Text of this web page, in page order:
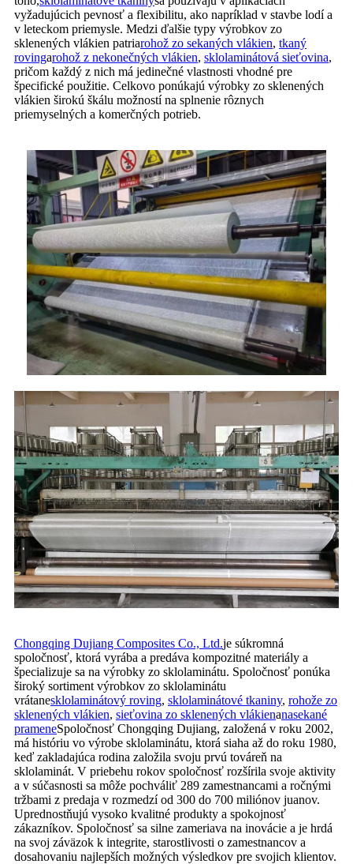
vyžadujúcich pevnosť a flexibilitu, ako napríklad v stavbe lodí a
v leteckom priemysle. Medzi ďalšie typy výrobkov zo
sklenených vlákien patriarohož zo sekaných vlákien, tkaný
rovingarohož z nekonečných vlákien, sklolaminátová sieťovina,
pričom každý z nich má jedinečné vlastnosti vhodné pre
špecifické použitie. Celkovo ponúkajú výrobky zo sklenených
vlákien širokú škálu možností na splnenie rôznych
priemyselných a komerčných potrieb.
Chongqing Dujiang Composites Co., Ltd.je súkromná
spoločnosť, ktorá vyrába a predáva kompozitné materiály a
špecializuje sa na výrobky zo sklolaminátu. Spoločnosť ponúka
široký sortiment výrobkov zo sklolaminátu
vrátanesklolaminátový roving, sklolaminátové tkaniny, rohože zo
sklenených vlákien, sieťovina zo sklenených vlákienanasekané
prameneSpoločnosť Chongqing Dujiang, založená v roku 2002,
má históriu vo výrobe sklolaminátu, ktorá siaha až do roku 1980,
keď zakladajúca rodina založila svoju prvú továreň na
sklolaminát. V priebehu rokov spoločnosť rozšírila svoje aktivity
a v súčasnosti sa môže pochváliť 289 zamestnancami a ročnými
tržbami z predaja v rozmedzí od 300 do 700 miliónov juanov.
Uprednostňujú vysoko kvalitné produkty a spokojnosť
zákazníkov. Spoločnosť sa silne zameriava na inovácie a je hrdá
na svoj záväzok k integrite, starostlivosti o zamestnancov a
dosahovaniu najlepších možných výsledkov pre svojich klientov.